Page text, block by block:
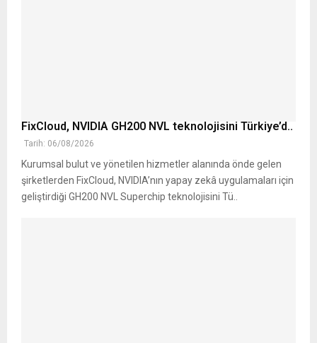
FixCloud, NVIDIA GH200 NVL teknolojisini Türkiye’d..
Tarih: 06/08/2026
Kurumsal bulut ve yönetilen hizmetler alanında önde gelen
şirketlerden FixCloud, NVIDIA’nın yapay zekâ uygulamaları için
geliştirdiği GH200 NVL Superchip teknolojisini Tü..